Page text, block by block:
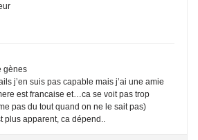
gènes
j’en suis pas capable mais j’ai une amie
est francaise et…ca se voit pas trop
pas du tout quand on ne le sait pas)
plus apparent, ca dépend..